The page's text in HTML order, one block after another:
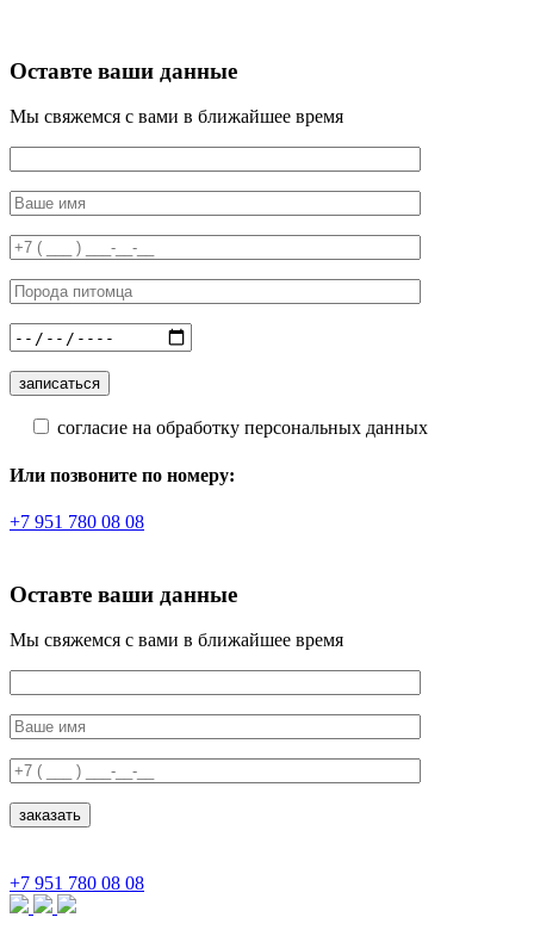
Оставте ваши данные
Мы свяжемся с вами в ближайшее время
согласие на обработку персональных данных
Или позвоните по номеру:
+7 951 780 08 08
Оставте ваши данные
Мы свяжемся с вами в ближайшее время
+7 951 780 08 08